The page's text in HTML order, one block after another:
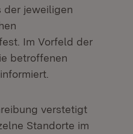
der jeweiligen
Im Vorfeld der
betroffenen
verstetigt
Standorte im